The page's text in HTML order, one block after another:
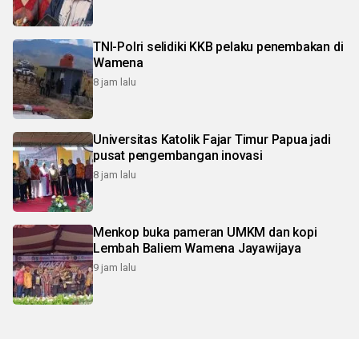
TNI-Polri selidiki KKB pelaku penembakan di
Wamena
8 jam lalu
Universitas Katolik Fajar Timur Papua jadi
pusat pengembangan inovasi
8 jam lalu
Menkop buka pameran UMKM dan kopi
Lembah Baliem Wamena Jayawijaya
9 jam lalu